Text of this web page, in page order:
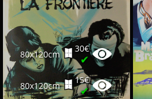
80x120cm
30€
✔
80x120cm
15€
✔